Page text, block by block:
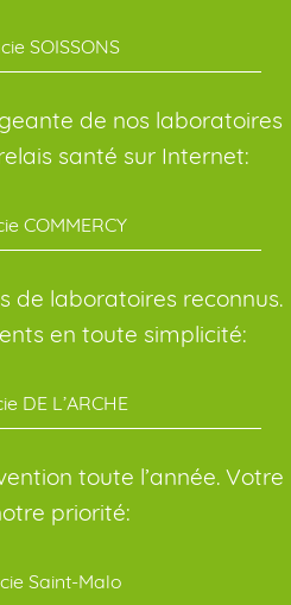
SOISSONS
de nos laboratoires
santé sur Internet:
COMMERCY
de laboratoires reconnus.
en toute simplicité:
DE L’ARCHE
toute l’année. Votre
priorité:
Saint-Malo